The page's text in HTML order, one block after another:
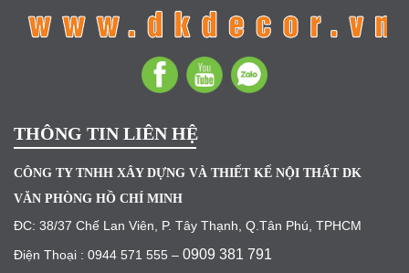
THÔNG TIN LIÊN HỆ
CÔNG TY TNHH XÂY DỰNG VÀ THIẾT KẾ NỘI THẤT DK
VĂN PHÒNG HỒ CHÍ MINH
ĐC: 38/37 Chế Lan Viên, P. Tây Thạnh, Q.Tân Phú, TPHCM
Điện Thoại : 0944 571 555 – 0909 381 791